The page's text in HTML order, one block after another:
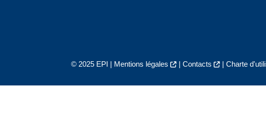
© 2025 EPI | Mentions légales | Contacts | Charte